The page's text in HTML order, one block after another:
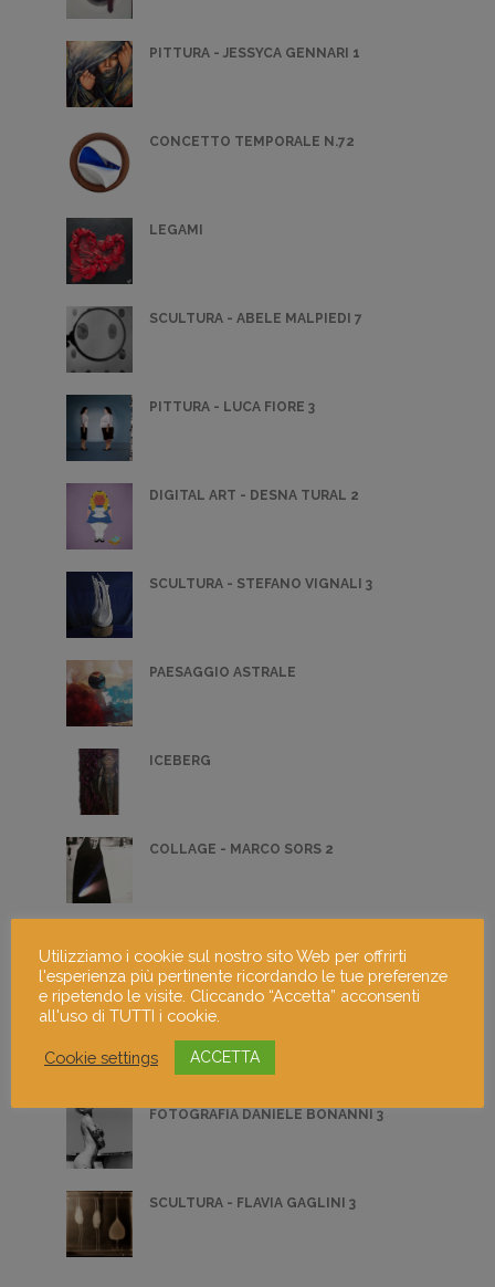
PITTURA - JESSYCA GENNARI 1
CONCETTO TEMPORALE N.72
LEGAMI
SCULTURA - ABELE MALPIEDI 7
PITTURA - LUCA FIORE 3
DIGITAL ART - DESNA TURAL 2
SCULTURA - STEFANO VIGNALI 3
PAESAGGIO ASTRALE
ICEBERG
COLLAGE - MARCO SORS 2
FOTOGRAFIA DI ILENIA VECCHIO 3
FOTOGRAFIA DANIELE BONANNI 3
SCULTURA - FLAVIA GAGLINI 3
Utilizziamo i cookie sul nostro sito Web per offrirti
l'esperienza più pertinente ricordando le tue preferenze
e ripetendo le visite. Cliccando “Accetta” acconsenti
all'uso di TUTTI i cookie.
Cookie settings ACCETTA